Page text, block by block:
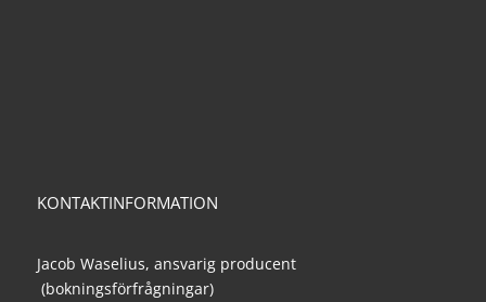
KONTAKTINFORMATION
Jacob Waselius, ansvarig producent
(bokningsförfrågningar)